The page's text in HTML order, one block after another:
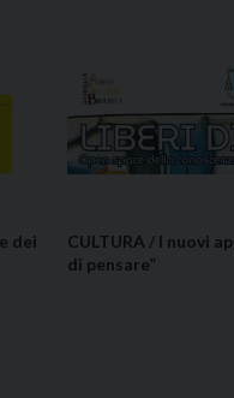
dei
CULTURA / I nuovi
di pensare”